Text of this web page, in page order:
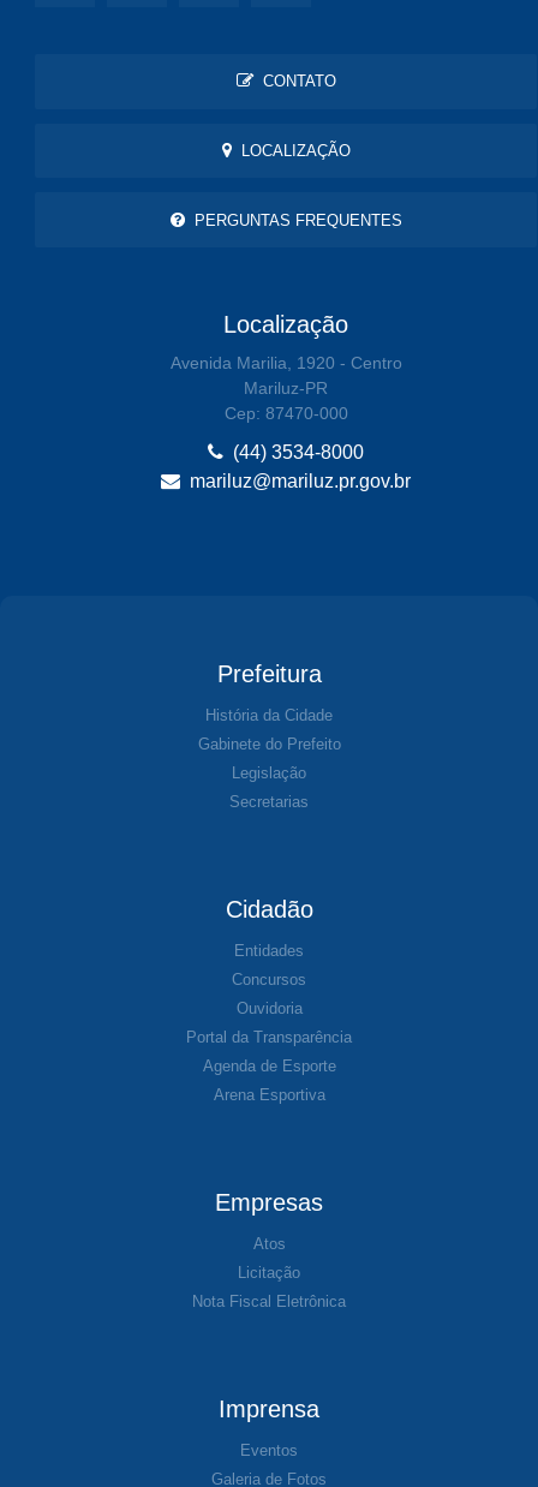
CONTATO
LOCALIZAÇÃO
PERGUNTAS FREQUENTES
Localização
Avenida Marilia, 1920 - Centro
Mariluz-PR
Cep: 87470-000
(44) 3534-8000
mariluz@mariluz.pr.gov.br
Prefeitura
História da Cidade
Gabinete do Prefeito
Legislação
Secretarias
Cidadão
Entidades
Concursos
Ouvidoria
Portal da Transparência
Agenda de Esporte
Arena Esportiva
Empresas
Atos
Licitação
Nota Fiscal Eletrônica
Imprensa
Eventos
Galeria de Fotos